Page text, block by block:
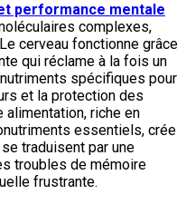
performance mentale
complexes,
cerveau fonctionne grâce
qui réclame à la fois un
spécifiques pour
et la protection des
alimentation, riche en
essentiels, crée
traduisent par une
troubles de mémoire
frustrante.